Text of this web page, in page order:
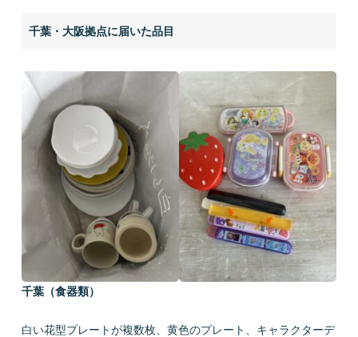
千葉・大阪拠点に届いた品目
千葉（食器類）
白い花型プレートが複数枚、黄色のプレート、キャラクターデ